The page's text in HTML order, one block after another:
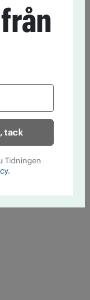
tack
Tidningen